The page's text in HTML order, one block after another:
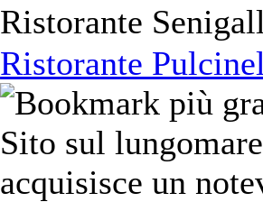
Ristorante
Ristorante
Sito sul
acquisisce un